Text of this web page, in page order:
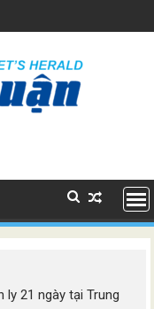
ly 21 ngày tại Trung